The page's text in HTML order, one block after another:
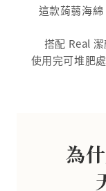
這款蒟蒻海
搭配 Real
使用完可堆肥
為